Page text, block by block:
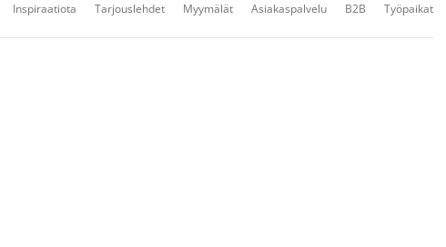
Inspiraatiota Tarjouslehdet Myymälät Asiakaspalvelu B2B Työpaikat